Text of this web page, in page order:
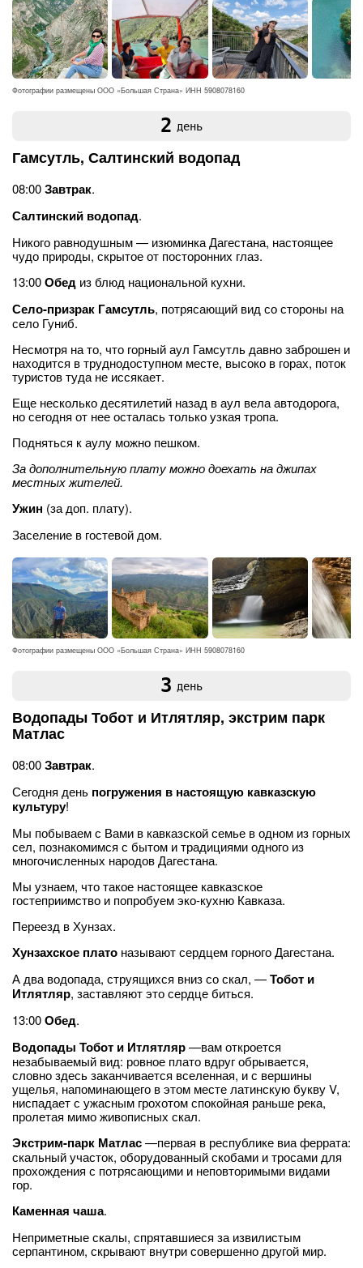
Фотографии размещены ООО «Большая Страна» ИНН 5908078160
2 день
Гамсутль, Салтинский водопад
08:00Завтрак.
Салтинский водопад.
Никого равнодушным — изюминка Дагестана, настоящее
чудо природы, скрытое от посторонних глаз.
13:00Обед из блюд национальной кухни.
Село-призрак Гамсутль, потрясающий вид со стороны на
село Гуниб.
Несмотря на то, что горный аул Гамсутль давно заброшен и
находится в труднодоступном месте, высоко в горах, поток
туристов туда не иссякает.
Еще несколько десятилетий назад в аул вела автодорога,
но сегодня от нее осталась только узкая тропа.
Подняться к аулу можно пешком.
За дополнительную плату можно доехать на джипах
местных жителей.
Ужин (за доп. плату).
Заселение в гостевой дом.
Фотографии размещены ООО «Большая Страна» ИНН 5908078160
3 день
Водопады Тобот и Итлятляр, экстрим парк
Матлас
08:00Завтрак.
Сегодня день погружения в настоящую кавказскую
культуру!
Мы побываем с Вами в кавказской семье в одном из горных
сел, познакомимся с бытом и традициями одного из
многочисленных народов Дагестана.
Мы узнаем, что такое настоящее кавказское
гостеприимство и попробуем эко-кухню Кавказа.
Переезд в Хунзах.
Хунзахское плато называют сердцем горного Дагестана.
А два водопада, струящихся вниз со скал, —Тобот и
Итлятляр, заставляют это сердце биться.
13:00Обед.
Водопады Тобот и Итлятляр—вам откроется
незабываемый вид: ровное плато вдруг обрывается,
словно здесь заканчивается вселенная, и с вершины
ущелья, напоминающего в этом месте латинскую букву V,
ниспадает с ужасным грохотом спокойная раньше река,
пролетая мимо живописных скал.
Экстрим-парк Матлас—первая в республике виа феррата:
скальный участок, оборудованный скобами и тросами для
прохождения с потрясающими и неповторимыми видами
гор.
Каменная чаша.
Неприметные скалы, спрятавшиеся за извилистым
серпантином, скрывают внутри совершенно другой мир.